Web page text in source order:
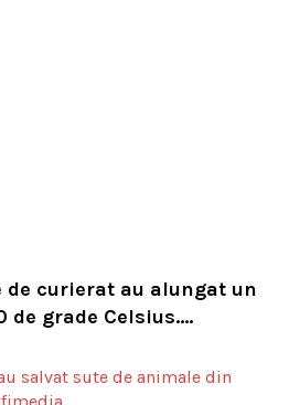
curierat au alungat un
de grade Celsius.